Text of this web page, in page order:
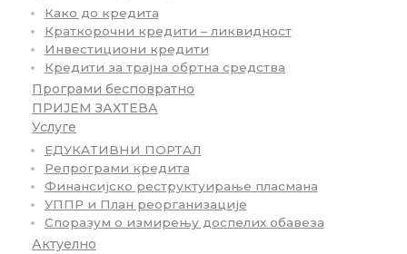
Како до кредита
Краткорочни кредити – ликвидност
Инвестициони кредити
Кредити за трајна обртна средства
Програми бесповратно
ПРИЈЕМ ЗАХТЕВА
Услуге
ЕДУКАТИВНИ ПОРТАЛ
Репрограми кредита
Финансијско реструктуирање пласмана
УППР и План реорганизације
Споразум о измирењу доспелих обавеза
Актуелно